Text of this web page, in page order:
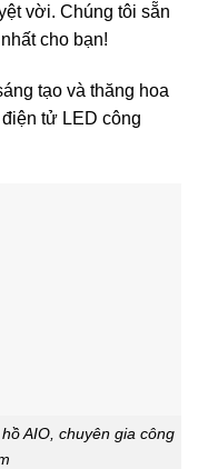
vời. Chúng tôi sẵn
cho bạn!
tạo và thăng hoa
tử LED công
AIO, chuyên gia công